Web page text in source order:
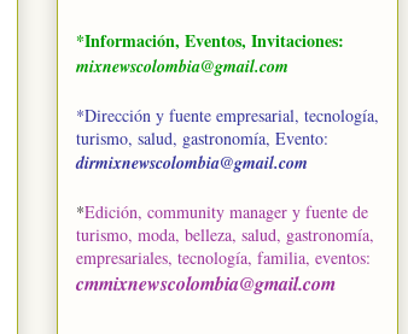
*Información, Eventos, Invitaciones:
mixnewscolombia@gmail.com
*Dirección y fuente empresarial, tecnología,
turismo, salud, gastronomía, Evento:
dirmixnewscolombia@gmail.com
*Edición, community manager y fuente de
turismo, moda, belleza, salud, gastronomía,
empresariales, tecnología, familia, eventos:
cmmixnewscolombia@gmail.com